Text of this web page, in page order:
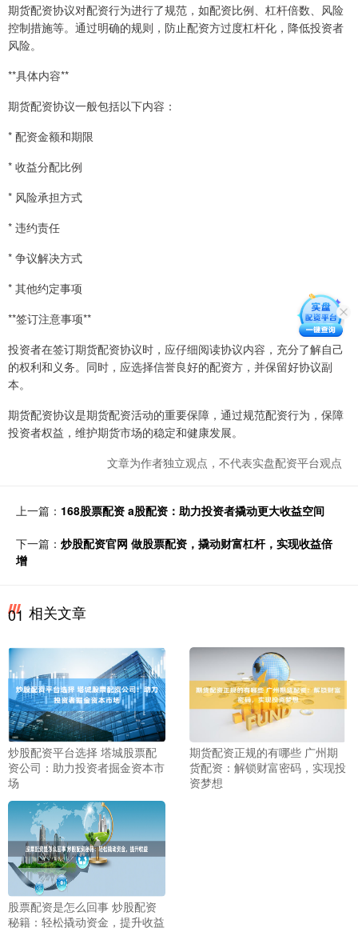
期货配资协议对配资行为进行了规范，如配资比例、杠杆倍数、风险
控制措施等。通过明确的规则，防止配资方过度杠杆化，降低投资者
风险。
**具体内容**
期货配资协议一般包括以下内容：
* 配资金额和期限
* 收益分配比例
* 风险承担方式
* 违约责任
* 争议解决方式
* 其他约定事项
**签订注意事项**
投资者在签订期货配资协议时，应仔细阅读协议内容，充分了解自己
的权利和义务。同时，应选择信誉良好的配资方，并保留好协议副
本。
期货配资协议是期货配资活动的重要保障，通过规范配资行为，保障
投资者权益，维护期货市场的稳定和健康发展。
文章为作者独立观点，不代表实盘配资平台观点
上一篇： 168股票配资 a股配资：助力投资者撬动更大收益空间
下一篇： 炒股配资官网 做股票配资，撬动财富杠杆，实现收益倍
增
01 相关文章
炒股配资平台选择 塔城股票配
资公司：助力投资者掘金资本市
场
期货配资正规的有哪些 广州期
货配资：解锁财富密码，实现投
资梦想
股票配资是怎么回事 炒股配资
秘籍：轻松撬动资金，提升收益